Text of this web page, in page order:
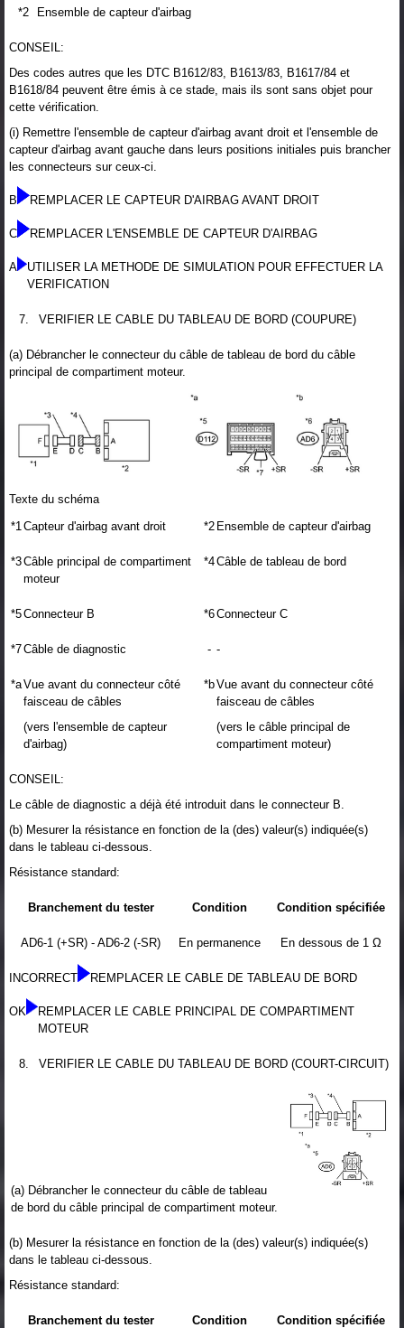
*2 Ensemble de capteur d'airbag
CONSEIL:
Des codes autres que les DTC B1612/83, B1613/83, B1617/84 et
B1618/84 peuvent être émis à ce stade, mais ils sont sans objet pour
cette vérification.
(i) Remettre l'ensemble de capteur d'airbag avant droit et l'ensemble de
capteur d'airbag avant gauche dans leurs positions initiales puis brancher
les connecteurs sur ceux-ci.
B REMPLACER LE CAPTEUR D'AIRBAG AVANT DROIT
C REMPLACER L'ENSEMBLE DE CAPTEUR D'AIRBAG
A
UTILISER LA METHODE DE SIMULATION POUR EFFECTUER LA
VERIFICATION
7. VERIFIER LE CABLE DU TABLEAU DE BORD (COUPURE)
(a) Débrancher le connecteur du câble de tableau de bord du câble
principal de compartiment moteur.
Texte du schéma
*1 Capteur d'airbag avant droit *2 Ensemble de capteur d'airbag
*3Câble principal de compartiment
moteur
*4Câble de tableau de bord
*5Connecteur B *6Connecteur C
*7Câble de diagnostic - -
*aVue avant du connecteur côté
faisceau de câbles
(vers l'ensemble de capteur
d'airbag)
*bVue avant du connecteur côté
faisceau de câbles
(vers le câble principal de
compartiment moteur)
CONSEIL:
Le câble de diagnostic a déjà été introduit dans le connecteur B.
(b) Mesurer la résistance en fonction de la (des) valeur(s) indiquée(s)
dans le tableau ci-dessous.
Résistance standard:
Branchement du tester Condition Condition spécifiée
AD6-1 (+SR) - AD6-2 (-SR) En permanence En dessous de 1 Ω
INCORRECT REMPLACER LE CABLE DE TABLEAU DE BORD
OK
REMPLACER LE CABLE PRINCIPAL DE COMPARTIMENT
MOTEUR
8. VERIFIER LE CABLE DU TABLEAU DE BORD (COURT-CIRCUIT)
(a) Débrancher le connecteur du câble de tableau
de bord du câble principal de compartiment moteur.
(b) Mesurer la résistance en fonction de la (des) valeur(s) indiquée(s)
dans le tableau ci-dessous.
Résistance standard:
Branchement du tester Condition Condition spécifiée